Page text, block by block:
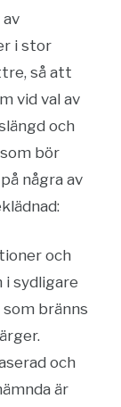
i stor
så att
vid val av
och
bör
några av
och
i sydligare
bränns
och
är